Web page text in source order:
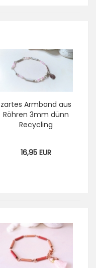
zartes Armband aus
Röhren 3mm dünn
Recycling
Gliederarmband
16,95 EUR